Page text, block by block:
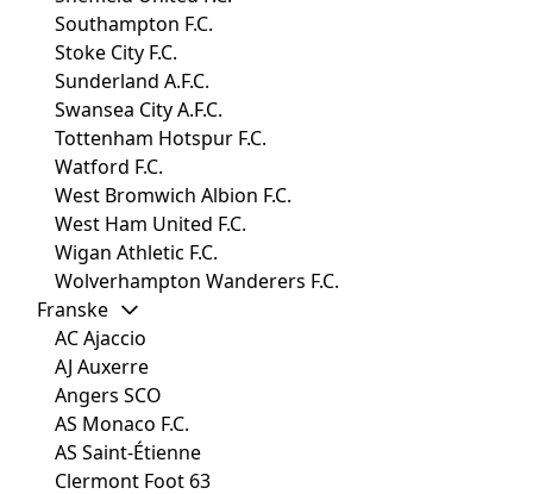
Southampton F.C.
Stoke City F.C.
Sunderland A.F.C.
Swansea City A.F.C.
Tottenham Hotspur F.C.
Watford F.C.
West Bromwich Albion F.C.
West Ham United F.C.
Wigan Athletic F.C.
Wolverhampton Wanderers F.C.
Franske
AC Ajaccio
AJ Auxerre
Angers SCO
AS Monaco F.C.
AS Saint-Étienne
Clermont Foot 63